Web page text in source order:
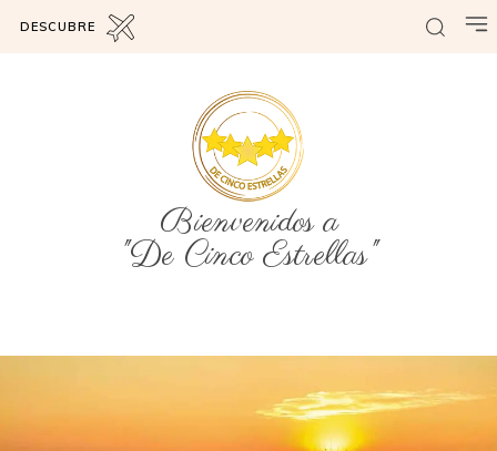
DESCUBRE
Bienvenidos a
"De Cinco Estrellas"